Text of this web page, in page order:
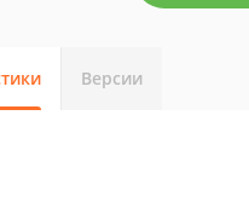
Версии